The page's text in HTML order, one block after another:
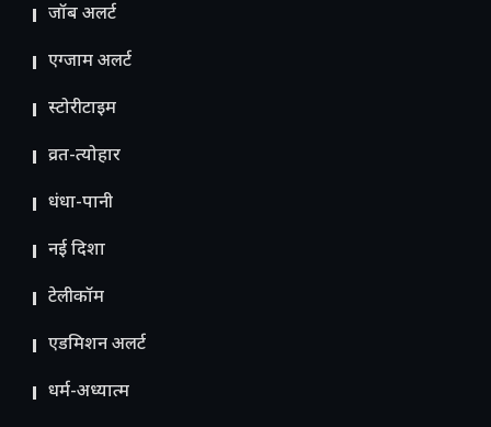
जॉब अलर्ट
एग्जाम अलर्ट
स्टोरीटाइम
व्रत-त्योहार
धंधा-पानी
नई दिशा
टेलीकॉम
ए​डमिशन अलर्ट
धर्म-अध्यात्म